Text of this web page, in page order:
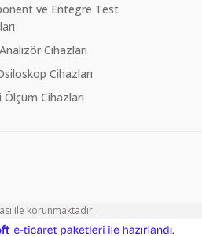
ve Entegre Test
Cihazları
Cihazları
Ölçüm Cihazları
ile korunmaktadır.
ideasoft e-